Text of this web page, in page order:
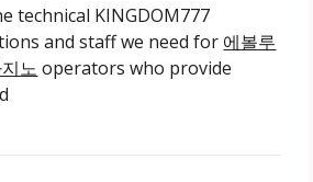
technical KINGDOM777
and staff we need for 에볼루
노 operators who provide